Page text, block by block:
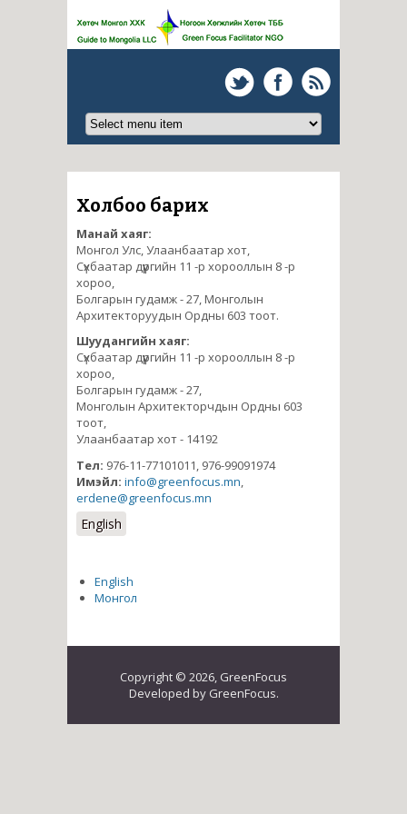
Холбоо барих
Манай хаяг:
Монгол Улс, Улаанбаатар хот,
Сүхбаатар дүүргийн 11 -р хорооллын 8 -р
хороо,
Болгарын гудамж - 27, Монголын
Архитекторуудын Ордны 603 тоот.
Шуудангийн хаяг:
Сүхбаатар дүүргийн 11 -р хорооллын 8 -р
хороо,
Болгарын гудамж - 27,
Монголын Архитекторчдын Ордны 603
тоот,
Улаанбаатар хот - 14192
Тел: 976-11-77101011, 976-99091974
Имэйл: info@greenfocus.mn,
erdene@greenfocus.mn
English
English
Монгол
Copyright © 2026, GreenFocus
Developed by GreenFocus.